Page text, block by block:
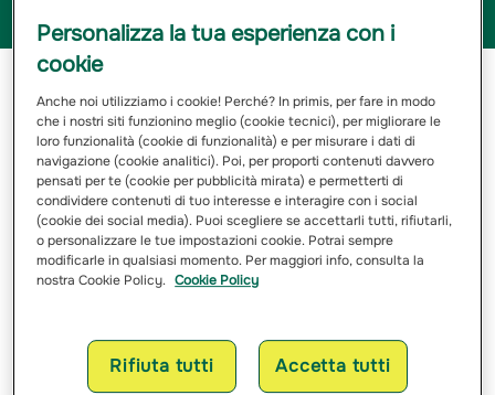
Tipo di gestione A benchmark
Inizio Operatività 22/06/2026
Benchmark di riferimento
25% Bloomberg US Treasury
Hedged EUR (LUATTREH
Index), 25% Bloomberg Euro
Treasury (LEATTREU Index)
- 50% Bloomberg Global
Valuta di denominazione euro
Personalizza la tua esperienza con i
cookie
Anche noi utilizziamo i cookie! Perché? In primis, per fare in modo
che i nostri siti funzionino meglio (cookie tecnici), per migliorare le
loro funzionalità (cookie di funzionalità) e per misurare i dati di
navigazione (cookie analitici). Poi, per proporti contenuti davvero
pensati per te (cookie per pubblicità mirata) e permetterti di
condividere contenuti di tuo interesse e interagire con i social
(cookie dei social media). Puoi scegliere se accettarli tutti, rifiutarli,
o personalizzare le tue impostazioni cookie. Potrai sempre
modificarle in qualsiasi momento. Per maggiori info, consulta la
nostra Cookie Policy. Cookie Policy
Rifiuta tutti Accetta tutti